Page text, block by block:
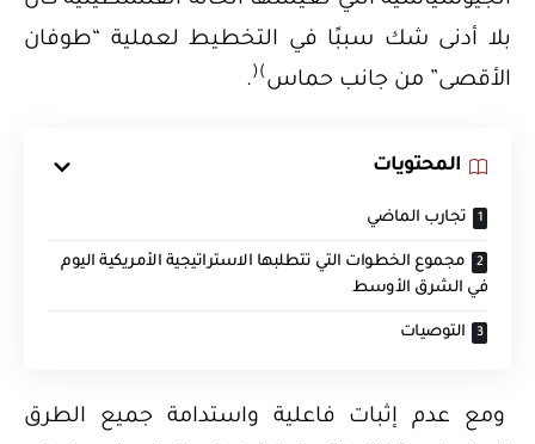
بلا أدنى شك سببًا في التخطيط لعملية “طوفان
الأقصى” من جانب حماس .
المحتويات
تجارب الماضي
مجموع الخطوات التي تتطلبها الاستراتيجية الأمريكية اليوم
في الشرق الأوسط
التوصيات
ومع عدم إثبات فاعلية واستدامة جميع الطرق